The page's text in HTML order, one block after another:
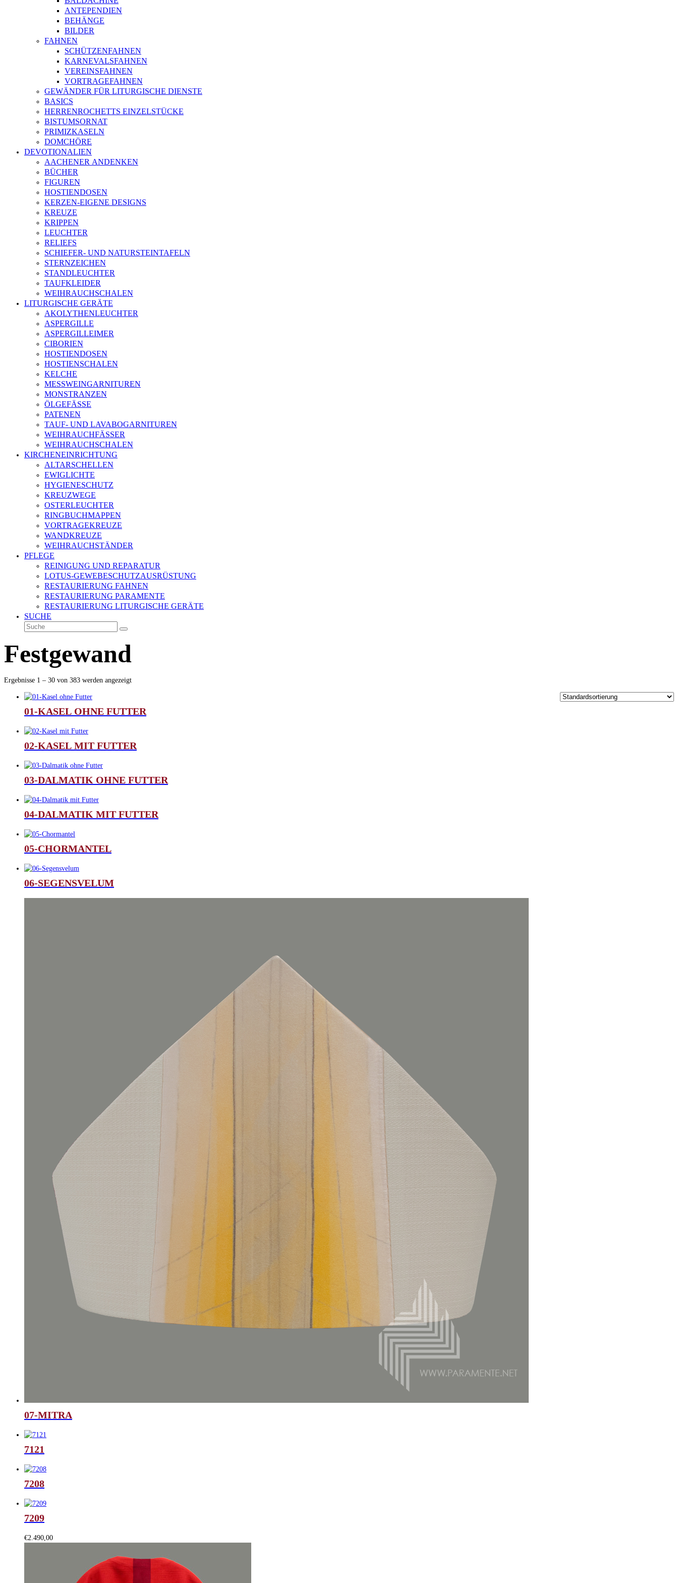
ANTEPENDIEN
BEHÄNGE
BILDER
FAHNEN
SCHÜTZENFAHNEN
KARNEVALSFAHNEN
VEREINSFAHNEN
VORTRAGEFAHNEN
GEWÄNDER FÜR LITURGISCHE DIENSTE
BASICS
HERRENROCHETTS EINZELSTÜCKE
BISTUMSORNAT
PRIMIZKASELN
DOMCHÖRE
DEVOTIONALIEN
AACHENER ANDENKEN
BÜCHER
FIGUREN
HOSTIENDOSEN
KERZEN-EIGENE DESIGNS
KREUZE
KRIPPEN
LEUCHTER
RELIEFS
SCHIEFER- UND NATURSTEINTAFELN
STERNZEICHEN
STANDLEUCHTER
TAUFKLEIDER
WEIHRAUCHSCHALEN
LITURGISCHE GERÄTE
AKOLYTHENLEUCHTER
ASPERGILLE
ASPERGILLEIMER
CIBORIEN
HOSTIENDOSEN
HOSTIENSCHALEN
KELCHE
MESSWEINGARNITUREN
MONSTRANZEN
ÖLGEFÄSSE
PATENEN
TAUF- UND LAVABOGARNITUREN
WEIHRAUCHFÄSSER
WEIHRAUCHSCHALEN
KIRCHENEINRICHTUNG
ALTARSCHELLEN
EWIGLICHTE
HYGIENESCHUTZ
KREUZWEGE
OSTERLEUCHTER
RINGBUCHMAPPEN
VORTRAGEKREUZE
WANDKREUZE
WEIHRAUCHSTÄNDER
PFLEGE
REINIGUNG UND REPARATUR
LOTUS-GEWEBESCHUTZAUSRÜSTUNG
RESTAURIERUNG FAHNEN
RESTAURIERUNG PARAMENTE
RESTAURIERUNG LITURGISCHE GERÄTE
SUCHE
Suche
Senden
Festgewand
Ergebnisse 1 – 30 von 383 werden angezeigt
01-KASEL OHNE FUTTER
02-KASEL MIT FUTTER
03-DALMATIK OHNE FUTTER
04-DALMATIK MIT FUTTER
05-CHORMANTEL
06-SEGENSVELUM
07-MITRA
7121
7208
7209
€2.490,00